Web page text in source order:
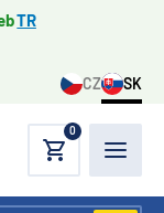
TR
CZ SK
0